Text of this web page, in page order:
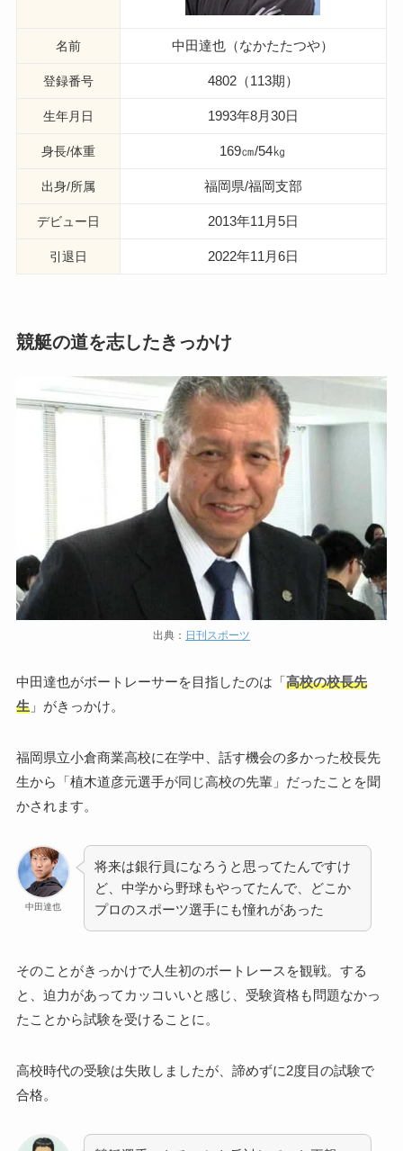
名前 中田達也（なかたたつや）
登録番号 4802（113期）
生年月日 1993年8月30日
身長/体重 169㎝/54㎏
出身/所属 福岡県/福岡支部
デビュー日 2013年11月5日
引退日 2022年11月6日
競艇の道を志したきっかけ
出典： 日刊スポーツ
中田達也がボートレーサーを目指したのは「高校の校長先
生」がきっかけ。
福岡県立小倉商業高校に在学中、話す機会の多かった校長先
生から「植木道彦元選手が同じ高校の先輩」だったことを聞
かされます。
中田達也
将来は銀行員になろうと思ってたんですけ
ど、中学から野球もやってたんで、どこか
プロのスポーツ選手にも憧れがあった
そのことがきっかけで人生初のボートレースを観戦。する
と、迫力があってカッコいいと感じ、受験資格も問題なかっ
たことから試験を受けることに。
高校時代の受験は失敗しましたが、諦めずに2度目の試験で
合格。